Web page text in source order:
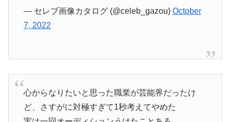
— セレブ画像カタログ (@celeb_gazou) October
7, 2022
心からなりたいと思った職業が芸能界だったけ
ど、さすがに対極すぎて1秒考えてやめた